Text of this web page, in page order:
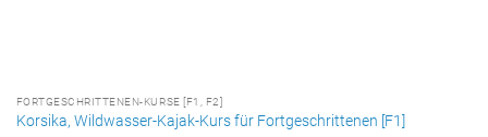
FORTGESCHRITTENEN-KURSE [F1, F2]
Korsika, Wildwasser-Kajak-Kurs für Fortgeschrittenen [F1]